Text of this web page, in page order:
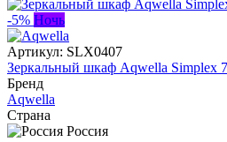
-5% Ночь
Артикул: SLX0407
Зеркальный шкаф Aqwella Simplex
Бренд
Aqwella
Страна
Россия